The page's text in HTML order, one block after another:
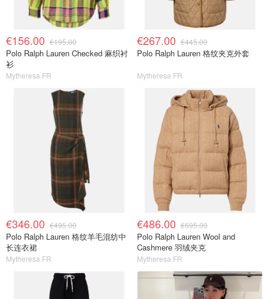
€156.00 €195.00
Polo Ralph Lauren Checked 麻织衬
衫
Mytheresa FR
€267.00 €445.00
Polo Ralph Lauren 格纹夹克外套
Mytheresa FR
€346.00 €495.00
Polo Ralph Lauren 格纹羊毛混纺中
长连衣裙
Mytheresa FR
€486.00 €695.00
Polo Ralph Lauren Wool and
Cashmere 羽绒夹克
Mytheresa FR